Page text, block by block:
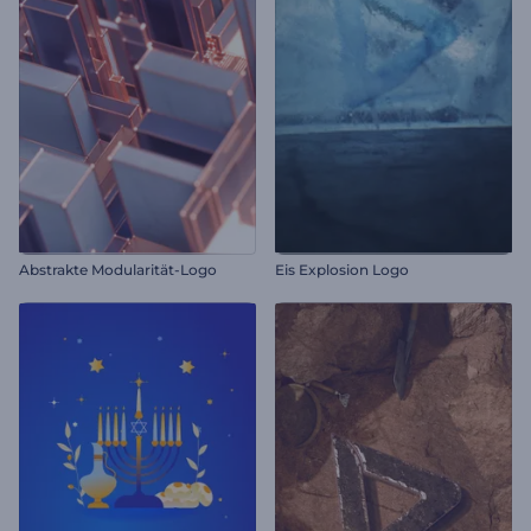
Abstrakte Modularität-Logo Eis Explosion Logo